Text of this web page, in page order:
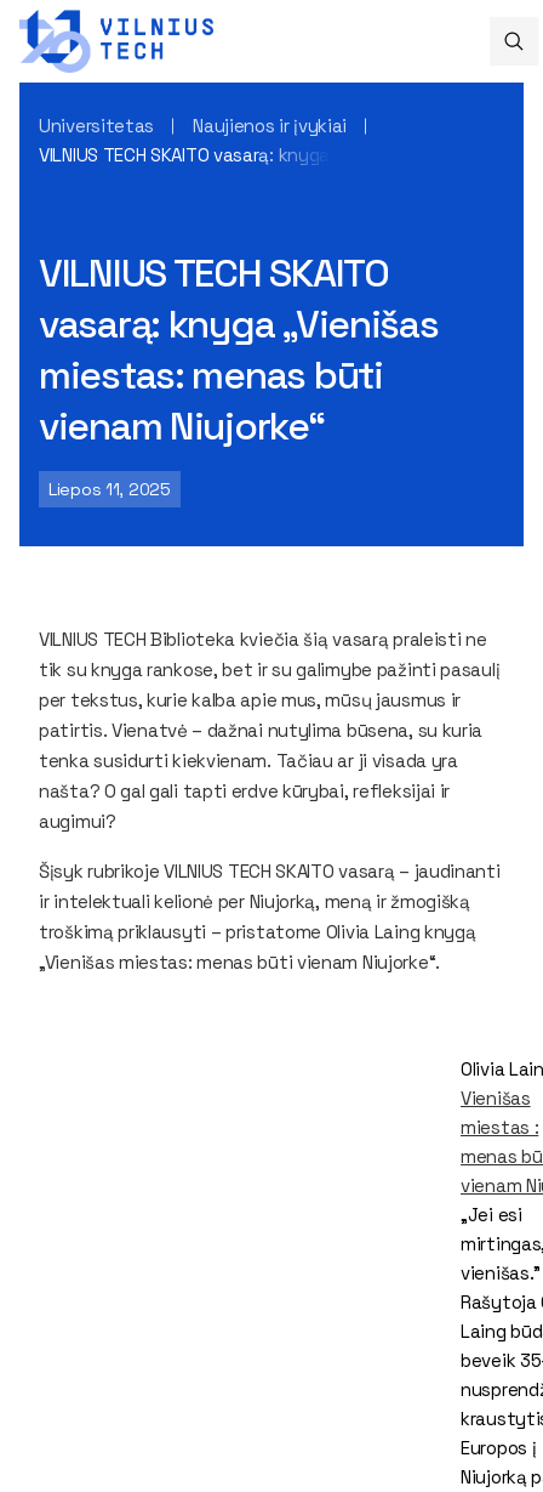
Universitetas
Naujienos ir įvykiai
VILNIUS TECH SKAITO vasarą: knyga „Vienišas miestas:
VILNIUS TECH SKAITO
vasarą: knyga „Vienišas
miestas: menas būti
vienam Niujorke“
Liepos 11, 2025
VILNIUS TECH Biblioteka kviečia šią vasarą praleisti ne
tik su knyga rankose, bet ir su galimybe pažinti pasaulį
per tekstus, kurie kalba apie mus, mūsų jausmus ir
patirtis. Vienatvė – dažnai nutylima būsena, su kuria
tenka susidurti kiekvienam. Tačiau ar ji visada yra
našta? O gal gali tapti erdve kūrybai, refleksijai ir
augimui?
Šįsyk rubrikoje VILNIUS TECH SKAITO vasarą– jaudinanti
ir intelektuali kelionė per Niujorką, meną ir žmogišką
troškimą priklausyti – pristatome Olivia Laing knygą
„Vienišas miestas: menas būti vienam Niujorke“.
Olivia
Vienišas
miestas :
menas
vienam
„Jei esi
vienišas.”
Rašytoja
Laing
beveik
Europos į
Niujorką